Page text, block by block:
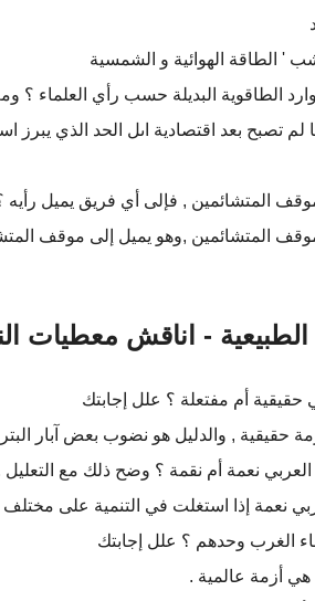
' الطاقة الهوائية و الشمسية
الطاقوية البديلة حسب رأي العلماء ؟
لم تصبح بعد اقتصادية اىل الحد الذي يبرز
المتشائمين , فإلى أي فريق يميل رأيه
المتشائمين ,وهو يميل إلى موقف
- اناقش معطيات
حقيقية أم مفتعلة ؟ علل إجابتك
حقيقية , والدليل هو نضوب بعض آبار
العربي نعمة أم نقمة ؟ وضح ذلك مع التعليل
نعمة إذا استغلت في التنمية على مختلف
الغرب وحدهم ؟ علل إجابتك
هي أزمة عالمية .